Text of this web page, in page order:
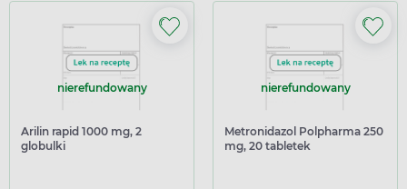
nierefundowany
Arilin rapid 1000 mg, 2
globulki
nierefundowany
Metronidazol Polpharma 250
mg, 20 tabletek